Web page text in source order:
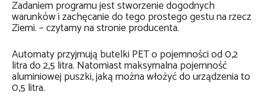
Zadaniem programu jest stworzenie dogodnych
warunków i zachęcanie do tego prostego gestu na rzecz
Ziemi. – czytamy na stronie producenta.
Automaty przyjmują butelki PET o pojemności od 0,2
litra do 2,5 litra. Natomiast maksymalna pojemność
aluminiowej puszki, jaką można włożyć do urządzenia to
0,5 litra.